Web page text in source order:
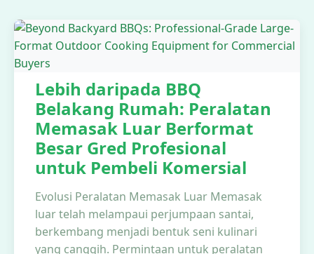
Lebih daripada BBQ
Belakang Rumah: Peralatan
Memasak Luar Berformat
Besar Gred Profesional
untuk Pembeli Komersial
Evolusi Peralatan Memasak Luar Memasak
luar telah melampaui perjumpaan santai,
berkembang menjadi bentuk seni kulinari
yang canggih. Permintaan untuk peralatan